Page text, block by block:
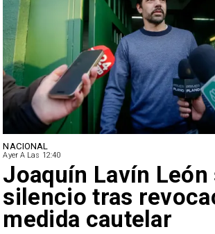
NACIONAL
Ayer A Las 12:40
Joaquín Lavín León
silencio tras
medida cautelar